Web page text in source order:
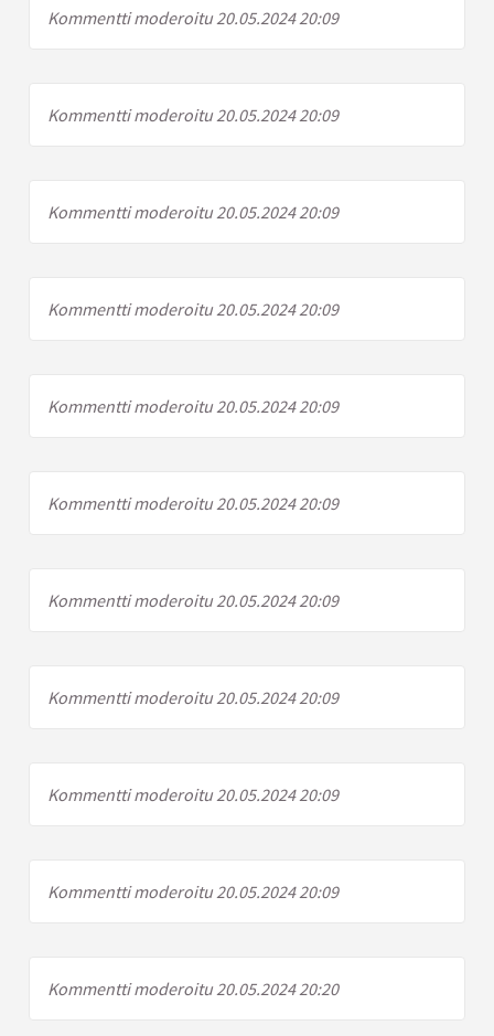
Kommentti moderoitu 20.05.2024 20:09
Kommentti moderoitu 20.05.2024 20:09
Kommentti moderoitu 20.05.2024 20:09
Kommentti moderoitu 20.05.2024 20:09
Kommentti moderoitu 20.05.2024 20:09
Kommentti moderoitu 20.05.2024 20:09
Kommentti moderoitu 20.05.2024 20:09
Kommentti moderoitu 20.05.2024 20:09
Kommentti moderoitu 20.05.2024 20:09
Kommentti moderoitu 20.05.2024 20:09
Kommentti moderoitu 20.05.2024 20:20